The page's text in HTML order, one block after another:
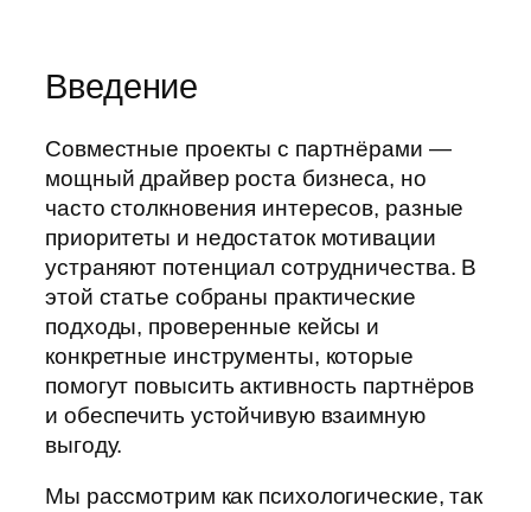
Введение
Совместные проекты с партнёрами —
мощный драйвер роста бизнеса, но
часто столкновения интересов, разные
приоритеты и недостаток мотивации
устраняют потенциал сотрудничества. В
этой статье собраны практические
подходы, проверенные кейсы и
конкретные инструменты, которые
помогут повысить активность партнёров
и обеспечить устойчивую взаимную
выгоду.
Мы рассмотрим как психологические, так